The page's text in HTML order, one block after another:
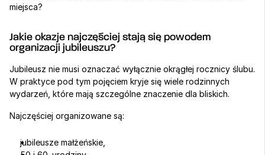
miejsca?
Jakie okazje najczęściej stają się powodem
organizacji jubileuszu?
Jubileusz nie musi oznaczać wyłącznie okrągłej rocznicy ślubu.
W praktyce pod tym pojęciem kryje się wiele rodzinnych
wydarzeń, które mają szczególne znaczenie dla bliskich.
Najczęściej organizowane są:
jubileusze małżeńskie,